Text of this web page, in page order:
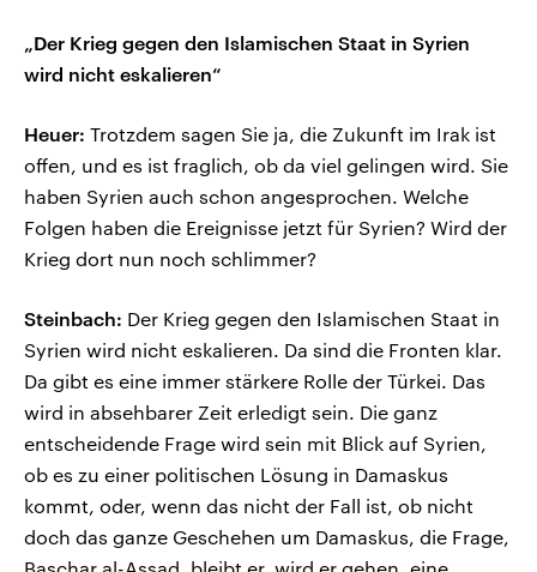
„Der Krieg gegen den Islamischen Staat in Syrien
wird nicht eskalieren“
Heuer: Trotzdem sagen Sie ja, die Zukunft im Irak ist
offen, und es ist fraglich, ob da viel gelingen wird. Sie
haben Syrien auch schon angesprochen. Welche
Folgen haben die Ereignisse jetzt für Syrien? Wird der
Krieg dort nun noch schlimmer?
Steinbach: Der Krieg gegen den Islamischen Staat in
Syrien wird nicht eskalieren. Da sind die Fronten klar.
Da gibt es eine immer stärkere Rolle der Türkei. Das
wird in absehbarer Zeit erledigt sein. Die ganz
entscheidende Frage wird sein mit Blick auf Syrien,
ob es zu einer politischen Lösung in Damaskus
kommt, oder, wenn das nicht der Fall ist, ob nicht
doch das ganze Geschehen um Damaskus, die Frage,